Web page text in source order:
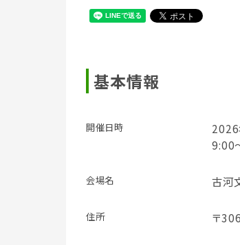
基本情報
開催日時
9:00
会場名 古河
住所 〒